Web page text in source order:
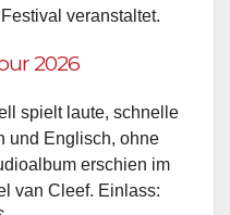
veranstaltet.
2026
spielt laute, schnelle
und Englisch, ohne
erschien im
van Cleef. Einlass: